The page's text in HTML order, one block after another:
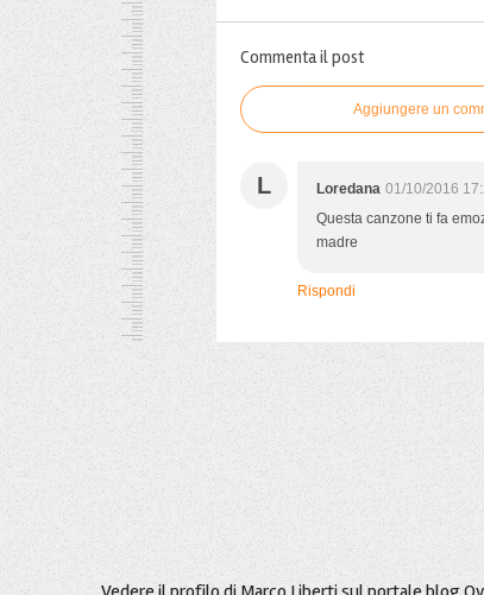
Commenta il post
Aggiungere un
L Loredana 01/10/2016
Questa canzone ti fa
madre
Rispondi